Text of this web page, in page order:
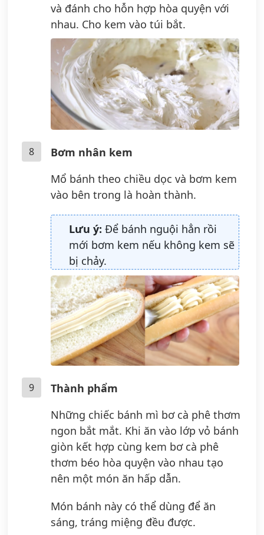
và đánh cho hỗn hợp hòa quyện với
nhau. Cho kem vào túi bắt.
8
Bơm nhân kem
Mổ bánh theo chiều dọc và bơm kem
vào bên trong là hoàn thành.
Lưu ý: Để bánh nguội hẳn rồi
mới bơm kem nếu không kem sẽ
bị chảy.
9
Thành phẩm
Những chiếc bánh mì bơ cà phê thơm
ngon bắt mắt. Khi ăn vào lớp vỏ bánh
giòn kết hợp cùng kem bơ cà phê
thơm béo hòa quyện vào nhau tạo
nên một món ăn hấp dẫn.
Món bánh này có thể dùng để ăn
sáng, tráng miệng đều được.